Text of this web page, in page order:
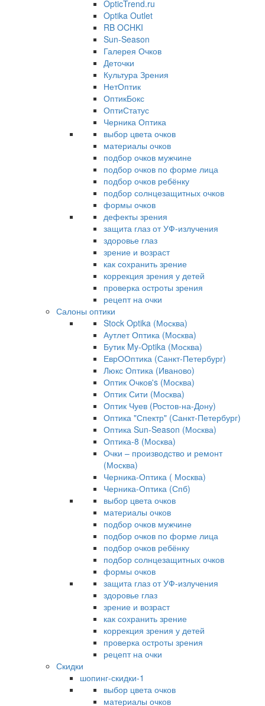
OpticTrend.ru
Optika Outlet
RB OCHKI
Sun-Season
Галерея Очков
Деточки
Культура Зрения
НетОптик
ОптикБокс
ОптиСтатус
Черника Оптика
выбор цвета очков
материалы очков
подбор очков мужчине
подбор очков по форме лица
подбор очков ребёнку
подбор солнцезащитных очков
формы очков
дефекты зрения
защита глаз от УФ-излучения
здоровье глаз
зрение и возраст
как сохранить зрение
коррекция зрения у детей
проверка остроты зрения
рецепт на очки
Салоны оптики
Stock Optika (Москва)
Аутлет Оптика (Москва)
Бутик My-Optika (Москва)
ЕврООптика (Санкт-Петербург)
Люкс Оптика (Иваново)
Оптик Очков's (Москва)
Оптик Сити (Москва)
Оптик Чуев (Ростов-на-Дону)
Оптика "Спектр" (Санкт-Петербург)
Оптика Sun-Season (Москва)
Оптика-8 (Москва)
Очки – производство и ремонт
(Москва)
Черника-Оптика ( Москва)
Черника-Оптика (Спб)
выбор цвета очков
материалы очков
подбор очков мужчине
подбор очков по форме лица
подбор очков ребёнку
подбор солнцезащитных очков
формы очков
защита глаз от УФ-излучения
здоровье глаз
зрение и возраст
как сохранить зрение
коррекция зрения у детей
проверка остроты зрения
рецепт на очки
Скидки
шопинг-скидки-1
выбор цвета очков
материалы очков